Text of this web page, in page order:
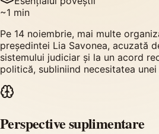
~1 min
Pe 14 noiembrie, mai multe
președintei Lia Savonea, acuzată
sistemului judiciar și la un acord
politică, subliniind necesitatea
Perspective suplimentare